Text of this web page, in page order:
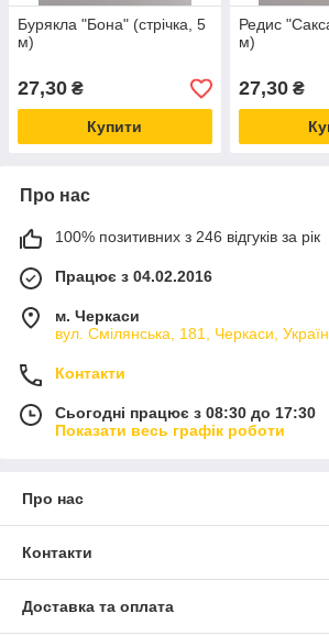
Бурякла "Бона" (стрічка, 5
м)
27,30 ₴
Купити
Редис
м)
27,30₴
Про нас
100% позитивних з 246 відгуків за рік
Працює з 04.02.2016
м. Черкаси
вул. Смілянська, 181, Черкаси,
Контакти
Сьогодні працює з 08:30 до 17:30
Показати весь графік роботи
Про нас
Контакти
Доставка та оплата